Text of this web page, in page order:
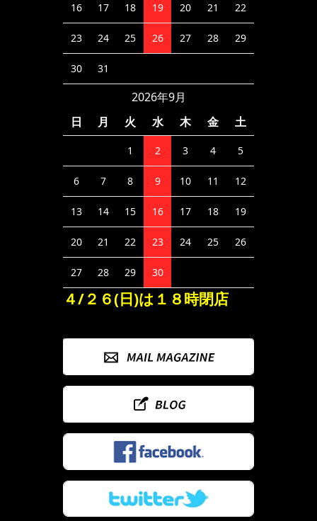
16 17 18 19 20 21 22
23 24 25 26 27 28 29
30 31
2026年9月
日
月 火 水 木 金 土
1 2 3 4 5
6 7 8 9 10 11 12
13 14 15 16 17 18 19
20 21 22 23 24 25 26
27 28 29 30
４/２６(日)は１８時閉店